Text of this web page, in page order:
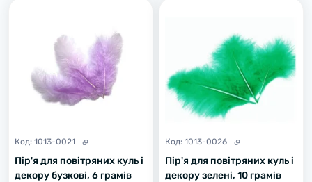
Код: 1013-0021
Пір'я для повітряних куль і
декору бузкові, 6 грамів
Код: 1013-0026
Пір'я для повітряних куль і
декору зелені, 10 грамів